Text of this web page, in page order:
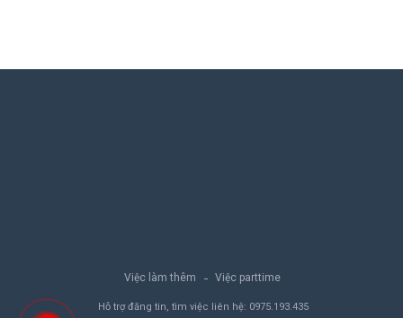
Việc làm thêm Việc parttime
Hỗ trợ đăng tin, tìm việc liên hệ: 0975.193.435